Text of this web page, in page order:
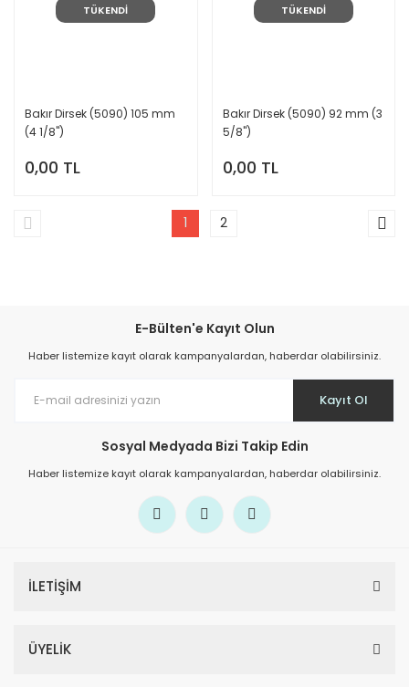
TÜKENDİ
Bakır Dirsek (5090) 105 mm
(4 1/8'')
0,00 TL
TÜKENDİ
Bakır Dirsek (5090) 92 mm (3
5/8'')
0,00 TL
1 2
E-Bülten'e Kayıt Olun
Haber listemize kayıt olarak kampanyalardan, haberdar olabilirsiniz.
Kayıt Ol
Sosyal Medyada Bizi Takip Edin
Haber listemize kayıt olarak kampanyalardan, haberdar olabilirsiniz.
İLETİŞİM
ÜYELİK